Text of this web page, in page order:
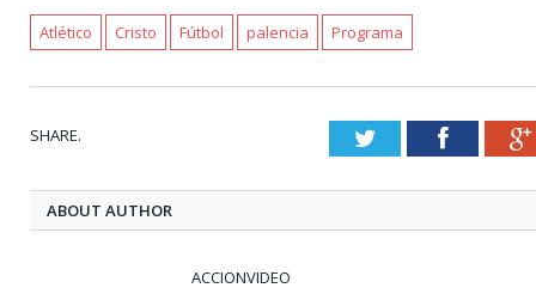
Atlético Cristo Fútbol palencia Programa
SHARE. Twitter
ABOUT AUTHOR
ACCIONVIDEO